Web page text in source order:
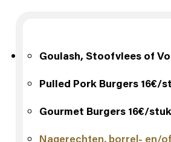
Goulash, Stoofvlees of
Pulled Pork Burgers 16€/
Gourmet Burgers 16€/
Nagerechten, borrel- en/